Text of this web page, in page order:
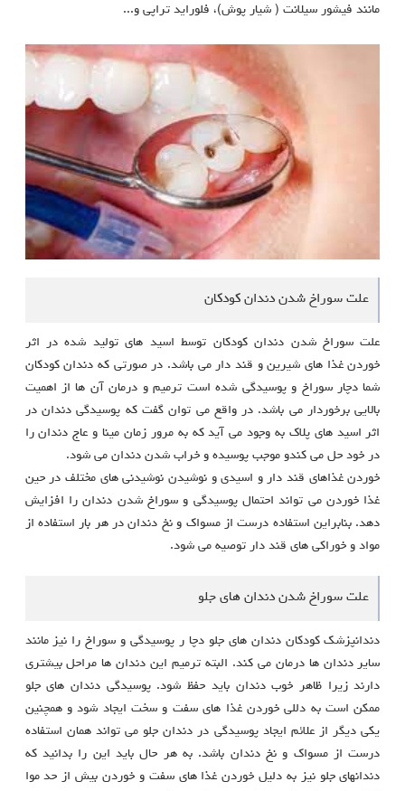
مانند فیشور سیلانت ( شیار پوش)، فلوراید تراپی و...
علت سوراخ شدن دندان کودکان
علت سوراخ شدن دندان کودکان توسط اسید های تولید شده در اثر
خوردن غذا های شیرین و قند دار می باشد. در صورتی که دندان کودکان
شما دچار سوراخ و پوسیدگی شده است ترمیم و درمان آن ها از اهمیت
بالایی برخوردار می باشد. در واقع می توان گفت که پوسیدگی دندان در
اثر اسید های پلاک به وجود می آید که به مرور زمان مینا و عاج دندان را
در خود حل می کندو موجب پوسیده و خراب شدن دندان می شود.
خوردن غذاهای قند دار و اسیدی و نوشیدن نوشیدنی های مختلف در حین
غذا خوردن می تواند احتمال پوسیدگی و سوراخ شدن دندان را افزایش
دهد. بنابراین استفاده درست از مسواک و نخ دندان در هر بار استفاده از
مواد و خوراکی های قند دار توصیه می شود.
علت سوراخ شدن دندان های جلو
دندانپزشک کودکان دندان های جلو دچا ر پوسیدگی و سوراخ را نیز مانند
سایر دندان ها درمان می کند. البته ترمیم این دندان ها مراحل بیشتری
دارند زیرا ظاهر خوب دندان باید حفظ شود. پوسیدگی دندان های جلو
ممکن است به دللی خوردن غذا های سفت و سخت ایجاد شود و همچنین
یکی دیگر از علائم ایجاد پوسیدگی در دندان جلو می تواند همان استفاده
درست از مسواک و نخ دندان باشد. به هر حال باید این را بدانید که
دندانهای جلو نیز به دلیل خوردن غذا های سفت و خوردن بیش از حد موا